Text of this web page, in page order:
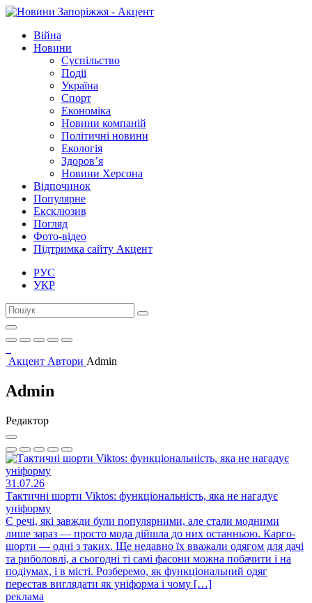
Війна
Новини
Суспільство
Події
Україна
Спорт
Економіка
Новини компаній
Політичні новини
Екологія
Здоров’я
Новини Херсона
Відпочинок
Популярне
Ексклюзив
Погляд
Фото-відео
Підтримка сайту Акцент
РУС
УКР
Акцент Автори Admin
Admin
Редактор
31.07.26
Тактичні шорти Viktos: функціональність, яка не нагадує
уніформу
Є речі, які завжди були популярними, але стали модними
лише зараз — просто мода дійшла до них останньою. Карго-
шорти — одні з таких. Ще недавно їх вважали одягом для дачі
та риболовлі, а сьогодні ті самі фасони можна побачити і на
подіумах, і в місті. Розберемо, як функціональний одяг
перестав виглядати як уніформа і чому […]
реклама